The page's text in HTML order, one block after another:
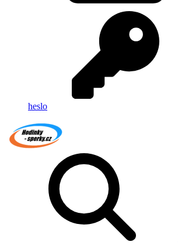
heslo